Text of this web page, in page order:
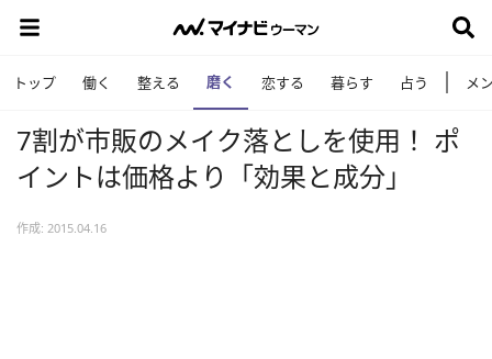
トップ 働く 整える 磨く 恋する 暮らす 占う メ
7割が市販のメイク落としを使用！ ポ
イントは価格より「効果と成分」
作成: 2015.04.16